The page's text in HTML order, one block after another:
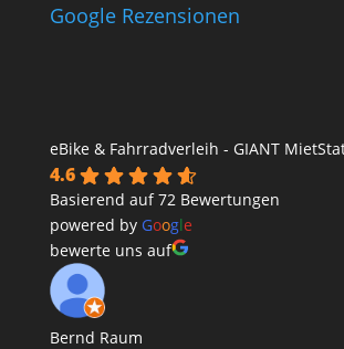
Google Rezensionen
eBike & Fahrradverleih - GIANT
4.6
Basierend auf 72 Bewertungen
powered by Google
bewerte uns auf
Bernd Raum